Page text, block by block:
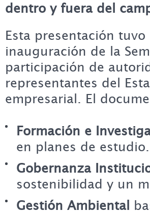
dentro y fuera del
Esta presentación
inauguración de la
participación de
representantes del
empresarial. El
Formación e
en planes de estudio.
Gobernanza
sostenibilidad y un
Gestión Ambiental